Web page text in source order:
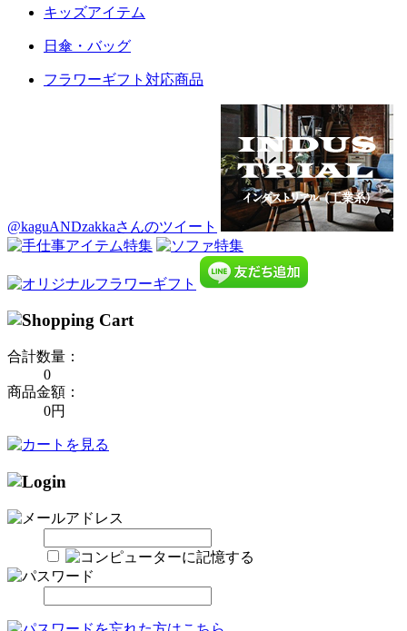
キッズアイテム
日傘・バッグ
フラワーギフト対応商品
@kaguANDzakkaさんのツイート
合計数量：
0
商品金額：
0円